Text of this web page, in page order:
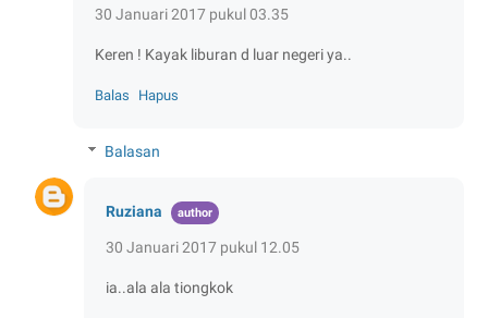
30 Januari 2017 pukul 03.35
Keren ! Kayak liburan d luar negeri ya..
Balas Hapus
Balasan
Ruziana
30 Januari 2017 pukul 12.05
ia..ala ala tiongkok